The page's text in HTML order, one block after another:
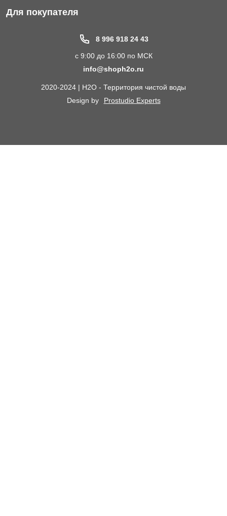
Фильтры для питьевой воды
Электрические Обогреватели
Для покупателя
8 996 918 24 43
с 9:00 до 16:00 по МСК
info@shoph2o.ru
2020-2024 | H2O - Территория чистой воды
Design by
Prostudio Experts